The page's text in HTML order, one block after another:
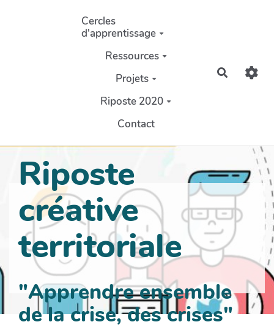
Aller au contenu principal
Cercles
d'apprentissage
Ressources
Projets
Riposte 2020
Contact
Riposte
créative
territoriale
"Apprendre ensemble
de la crise, des crises"